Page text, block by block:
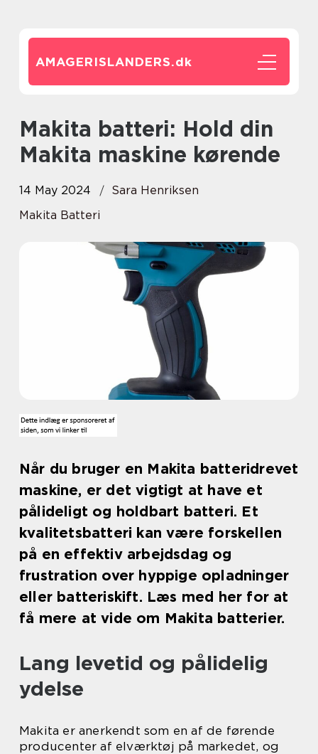
AMAGERISLANDERS.dk
Makita batteri: Hold din
Makita maskine kørende
14 May 2024
Sara Henriksen
Makita Batteri
Når du bruger en Makita batteridrevet
maskine, er det vigtigt at have et
pålideligt og holdbart batteri. Et
kvalitetsbatteri kan være forskellen
på en effektiv arbejdsdag og
frustration over hyppige opladninger
eller batteriskift. Læs med her for at
få mere at vide om Makita batterier.
Lang levetid og pålidelig
ydelse
Makita er anerkendt som en af de førende
producenter af elværktøj på markedet, og